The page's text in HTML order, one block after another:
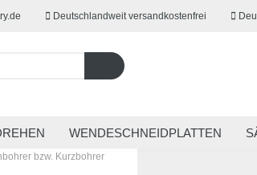
Deutschlandweit versandkostenfrei
Lieferland
WENDESCHNEIDPLATTEN
bzw. Kurzbohrer